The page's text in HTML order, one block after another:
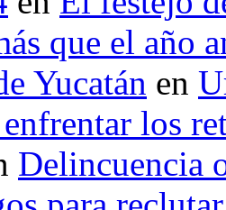
que el año
Yucatán en
los
Delincuencia